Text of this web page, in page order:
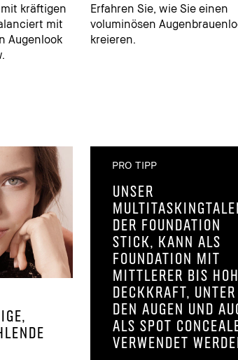
kräftigen
mit
Augenlook
Erfahren Sie, wie Sie einen
voluminösen
kreieren.
PRO TIPP
Unser
der Foundation
Stick, kann als
Foundation mit
mittlerer bis
Deckkraft, unter
den Augen und
als Spot
verwendet